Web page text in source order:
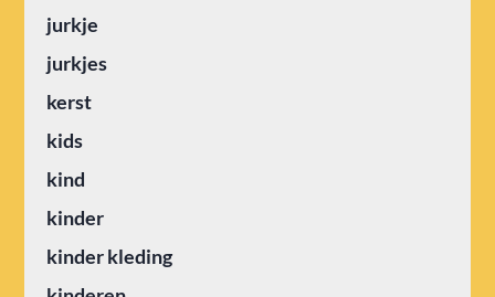
jurkje
jurkjes
kerst
kids
kind
kinder
kinder kleding